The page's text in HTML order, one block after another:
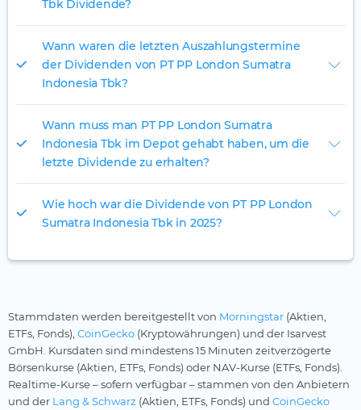
Tbk Dividende?
Wann waren die letzten Auszahlungstermine
der Dividenden von PT PP London Sumatra
Indonesia Tbk?
Wann muss man PT PP London Sumatra
Indonesia Tbk im Depot gehabt haben, um die
letzte Dividende zu erhalten?
Wie hoch war die Dividende von PT PP London
Sumatra Indonesia Tbk in 2025?
Stammdaten werden bereitgestellt von Morningstar (Aktien,
ETFs, Fonds), CoinGecko (Kryptowährungen) und der Isarvest
GmbH. Kursdaten sind mindestens 15 Minuten zeitverzögerte
Börsenkurse (Aktien, ETFs, Fonds) oder NAV-Kurse (ETFs, Fonds).
Realtime-Kurse – sofern verfügbar – stammen von den Anbietern
und der Lang & Schwarz (Aktien, ETFs, Fonds) und CoinGecko